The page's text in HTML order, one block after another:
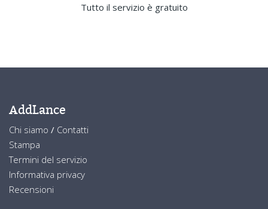
Tutto il servizio è gratuito
AddLance
Chi siamo / Contatti
Stampa
Termini del servizio
Informativa privacy
Recensioni